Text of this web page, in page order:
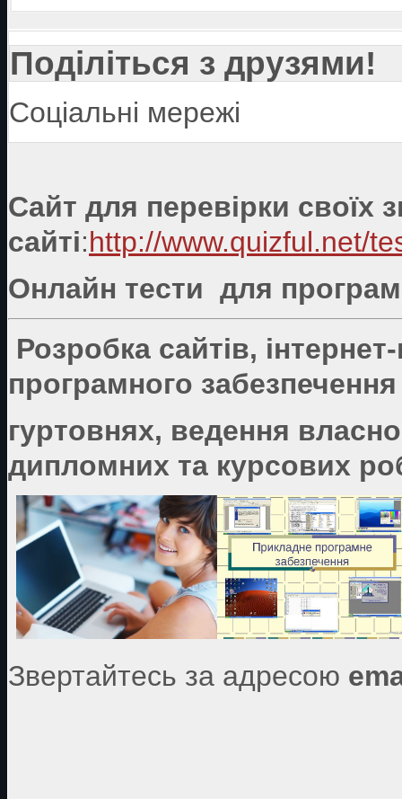
Поділіться з друзями!
Соціальні мережі
Сайт для перевірки своїх
сайті:http://www.quizful.net/
Онлайн тести для
Розробка сайтів,
програмного
гуртовнях, ведення
дипломних та курсових
Звертайтесь за адресою